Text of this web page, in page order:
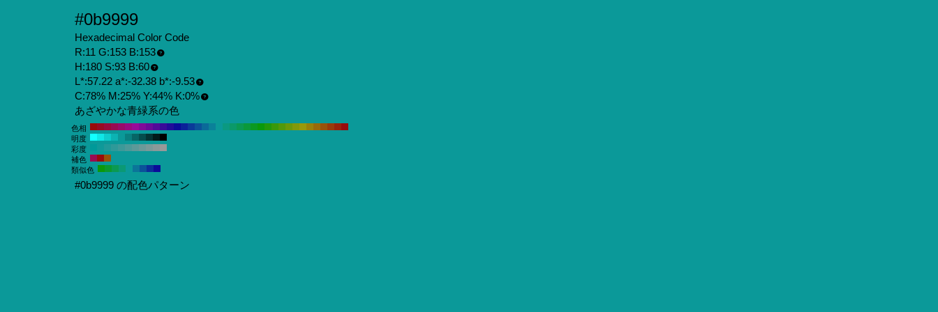
#0b9999
Hexadecimal Color Code
R:11 G:153 B:153
H:180 S:93 B:60
L*:57.22 a*:-32.38 b*:-9.53
C:78% M:25% Y:44% K:0%
あざやかな青緑系の色
色相
明度
彩度
補色
類似色
#0b9999 の配色パターン